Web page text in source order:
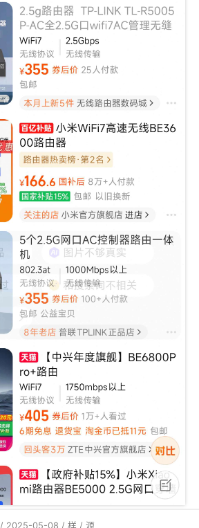
/ 2025-05-08 / 样 / 源